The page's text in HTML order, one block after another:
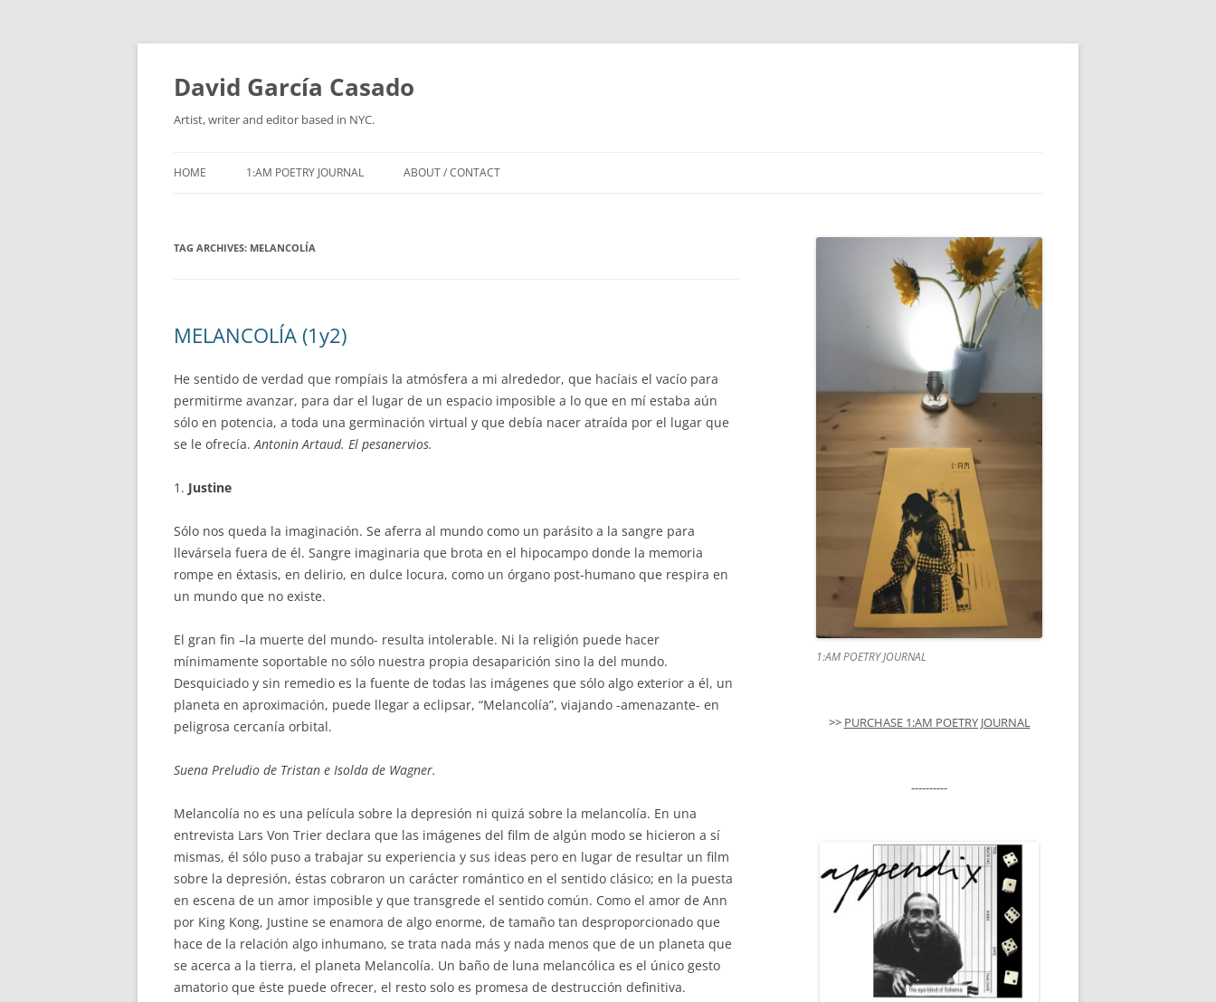
David García Casado
Artist, writer and editor based in NYC.
HOME 1:AM POETRY JOURNAL ABOUT / CONTACT
TAG ARCHIVES: MELANCOLÍA
MELANCOLÍA (1y2)
He sentido de verdad que rompíais la atmósfera a mi alrededor, que hacíais el vacío para
permitirme avanzar, para dar el lugar de un espacio imposible a lo que en mí estaba aún
sólo en potencia, a toda una germinación virtual y que debía nacer atraída por el lugar que
se le ofrecía.Antonin Artaud. El pesanervios.
1. Justine
Sólo nos queda la imaginación. Se aferra al mundo como un parásito a la sangre para
llevársela fuera de él. Sangre imaginaria que brota en el hipocampo donde la memoria
rompe en éxtasis, en delirio, en dulce locura, como un órgano post-humano que respira en
un mundo que no existe.
El gran fin –la muerte del mundo- resulta intolerable. Ni la religión puede hacer
mínimamente soportable no sólo nuestra propia desaparición sino la del mundo.
Desquiciado y sin remedio es la fuente de todas las imágenes que sólo algo exterior a él, un
planeta en aproximación, puede llegar a eclipsar, “Melancolía”, viajando -amenazante- en
peligrosa cercanía orbital.
Suena Preludio de Tristan e Isolda de Wagner.
Melancolía no es una película sobre la depresión ni quizá sobre la melancolía. En una
entrevista Lars Von Trier declara que las imágenes del film de algún modo se hicieron a sí
mismas, él sólo puso a trabajar su experiencia y sus ideas pero en lugar de resultar un film
sobre la depresión, éstas cobraron un carácter romántico en el sentido clásico; en la puesta
en escena de un amor imposible y que transgrede el sentido común. Como el amor de Ann
por King Kong, Justine se enamora de algo enorme, de tamaño tan desproporcionado que
hace de la relación algo inhumano, se trata nada más y nada menos que de un planeta que
se acerca a la tierra, el planeta Melancolía. Un baño de luna melancólica es el único gesto
amatorio que éste puede ofrecer, el resto solo es promesa de destrucción definitiva.
1:AM POETRY JOURNAL
>> PURCHASE 1:AM POETRY JOURNAL
----------